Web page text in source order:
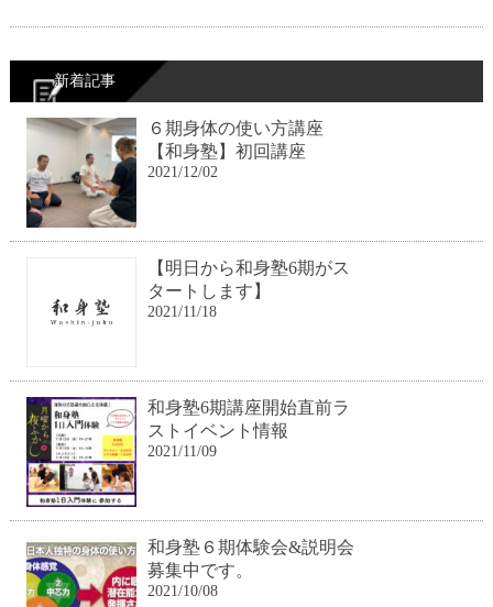
新着記事
６期身体の使い方講座
【和身塾】初回講座
2021/12/02
【明日から和身塾6期がス
タートします】
2021/11/18
和身塾6期講座開始直前ラ
ストイベント情報
2021/11/09
和身塾６期体験会&説明会
募集中です。
2021/10/08